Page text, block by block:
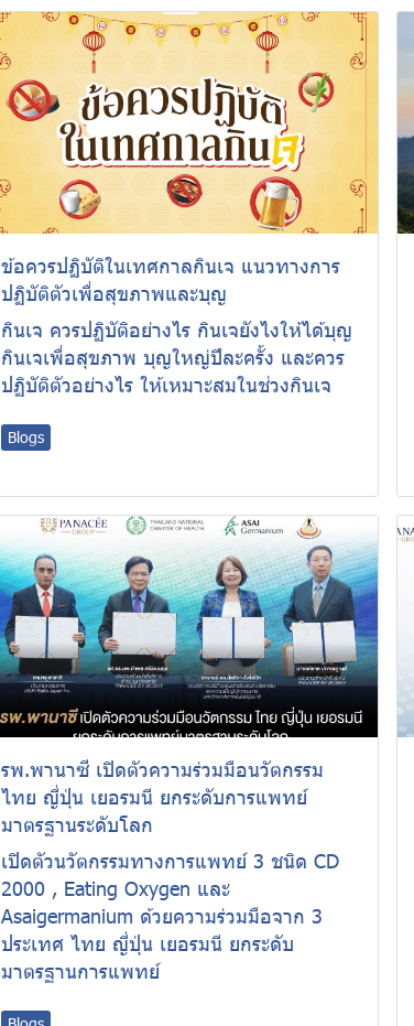
ข้อควรปฏิบัติในเทศกาลกินเจ แนวทางการ
ปฏิบัติตัวเพื่อสุขภาพและบุญ
กินเจ ควรปฏิบัติอย่างไร กินเจยังไงให้ได้บุญ
กินเจเพื่อสุขภาพ บุญใหญ่ปีละครั้ง และควร
ปฏิบัติตัวอย่างไร ให้เหมาะสมในช่วงกินเจ
Blogs
รพ.พานาซี เปิดตัวความร่วมมือนวัตกรรม
ไทย ญี่ปุ่น เยอรมนี ยกระดับการแพทย์
มาตรฐานระดับโลก
เปิดตัวนวัตกรรมทางการแพทย์ 3 ชนิด CD
2000 , Eating Oxygen และ
Asaigermanium ด้วยความร่วมมือจาก 3
ประเทศ ไทย ญี่ปุ่น เยอรมนี ยกระดับ
มาตรฐานการแพทย์